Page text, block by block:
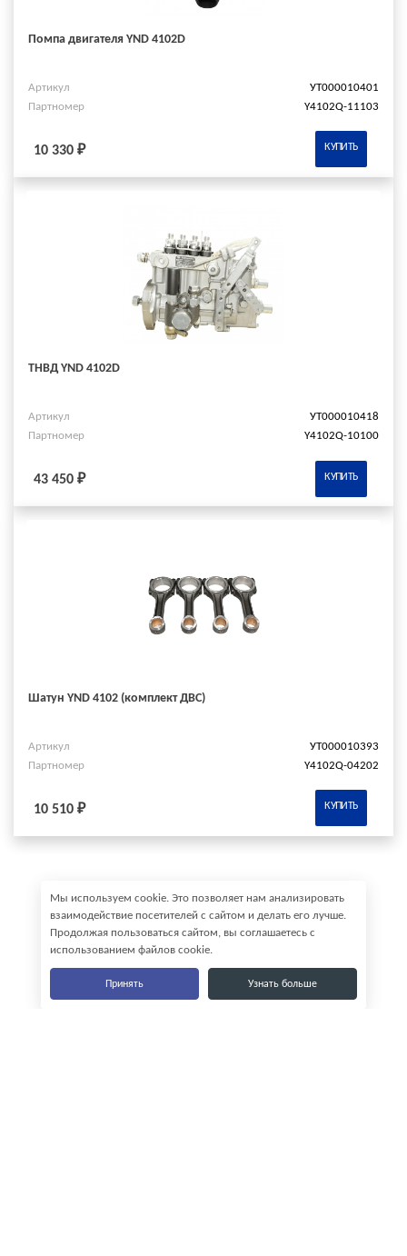
Помпа двигателя YND 4102D
Артикул
УТ000010401
Партномер
Y4102Q-11103
10 330 ₽ КУПИТЬ
ТНВД YND 4102D
Артикул
УТ000010418
Партномер
Y4102Q-10100
43 450 ₽ КУПИТЬ
Шатун YND 4102 (комплект ДВС)
Артикул
УТ000010393
Партномер
Y4102Q-04202
10 510 ₽ КУПИТЬ
Мы используем cookie. Это позволяет нам анализировать
взаимодействие посетителей с сайтом и делать его лучше.
Продолжая пользоваться сайтом, вы соглашаетесь с
использованием файлов cookie.
Принять Узнать больше